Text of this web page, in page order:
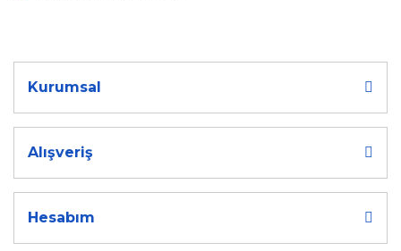
Kurumsal
Alışveriş
Hesabım